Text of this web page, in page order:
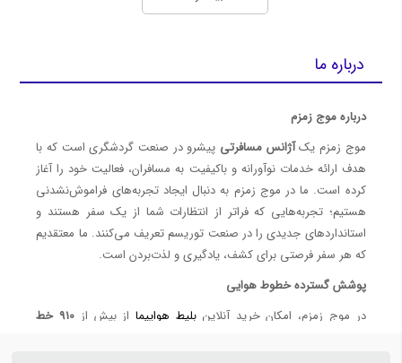
رزرو بلیط هواپیما چارتر
معرفی ایرلاین‌ها (Airlines)
هواپیمایی معراج - Meraj Airlines
هواپیمایی تابان - Taban Airlines
بلیط ارزان هواپیما ایران ایر؛ بهترین قیمت‌ها در موج زمزم
خرید بلیط هواپیما ماهان ⭐️هواپیمایی ماهان | موج زمزم
رزرو بلیط هواپیمایی
درباره ما
درباره موج زمزم
موج زمزم یکآژانس مسافرتی پیشرو در صنعت گردشگری است که با
هدف ارائه خدمات نوآورانه و باکیفیت به مسافران، فعالیت خود را آغاز
کرده است. ما در موج زمزم به دنبال ایجاد تجربه‌های فراموش‌نشدنی
هستیم؛ تجربه‌هایی که فراتر از انتظارات شما از یک سفر هستند و
استانداردهای جدیدی را در صنعت توریسم تعریف می‌کنند. ما معتقدیم
که هر سفر فرصتی برای کشف، یادگیری و لذت‌بردن است.
پوشش گسترده خطوط هوایی
در موج زمزم، امکان خرید آنلاین بلیط هواپیمااز بیش از
910 خط
پرواز موردنظر خود